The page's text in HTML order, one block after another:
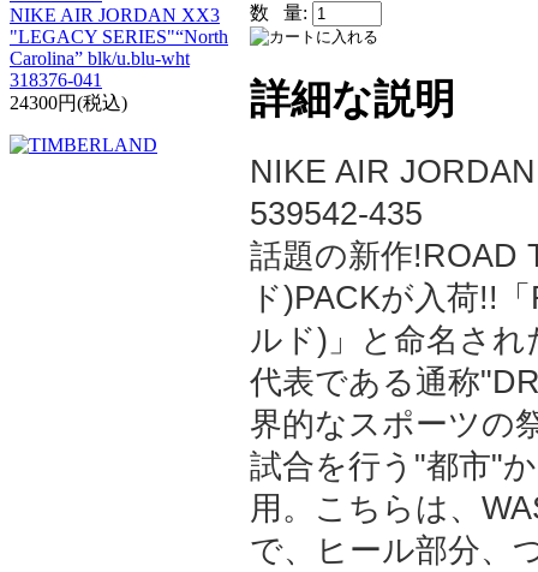
NIKE AIR JORDAN XX3
"LEGACY SERIES"“North
Carolina” blk/u.blu-wht
318376-041
24300円(税込)
数 量:
詳細な説明
NIKE AIR
539542-435
話題の新作!ROAD
ド)PACKが入荷!!
ルド)」と命名さ
代表である通称
界的なスポーツの
試合を行う"都市"
用。こちらは、
で、ヒール部分、